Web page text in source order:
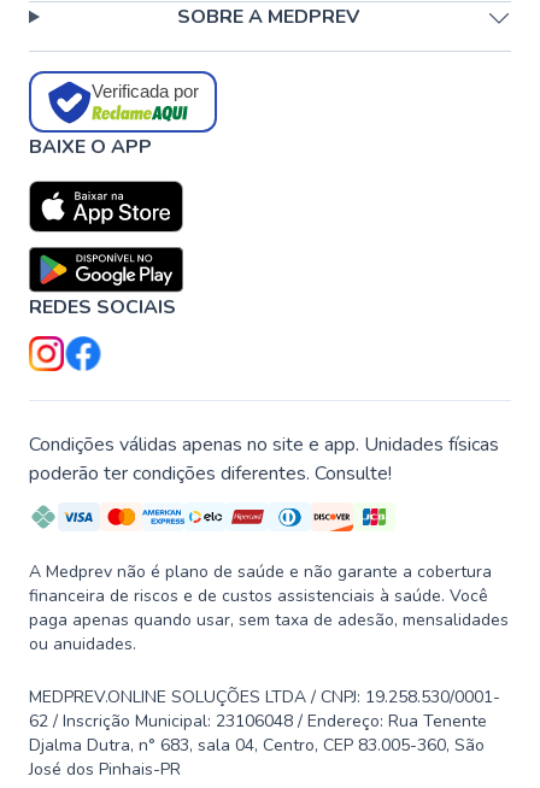
SOBRE A MEDPREV
Verificada por
BAIXE O APP
REDES SOCIAIS
Condições válidas apenas no site e app. Unidades físicas
poderão ter condições diferentes. Consulte!
A Medprev não é plano de saúde e não garante a cobertura
financeira de riscos e de custos assistenciais à saúde. Você
paga apenas quando usar, sem taxa de adesão, mensalidades
ou anuidades.
MEDPREV.ONLINE SOLUÇÕES LTDA / CNPJ: 19.258.530/0001-
62 / Inscrição Municipal: 23106048 / Endereço: Rua Tenente
Djalma Dutra, n° 683, sala 04, Centro, CEP 83.005-360, São
José dos Pinhais-PR